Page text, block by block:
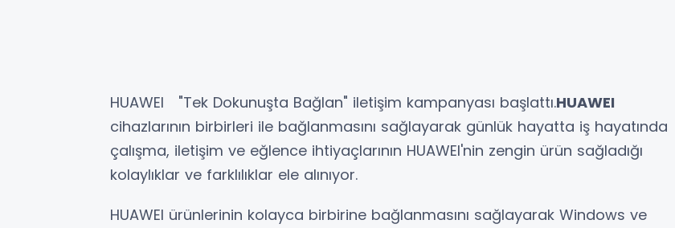
HUAWEI "Tek Dokunuşta Bağlan" iletişim kampanyası başlattı.HUAWEI
cihazlarının birbirleri ile bağlanmasını sağlayarak günlük hayatta iş hayatında
çalışma, iletişim ve eğlence ihtiyaçlarının HUAWEI'nin zengin ürün sağladığı
kolaylıklar ve farklılıklar ele alınıyor.
HUAWEI ürünlerinin kolayca birbirine bağlanmasını sağlayarak Windows ve